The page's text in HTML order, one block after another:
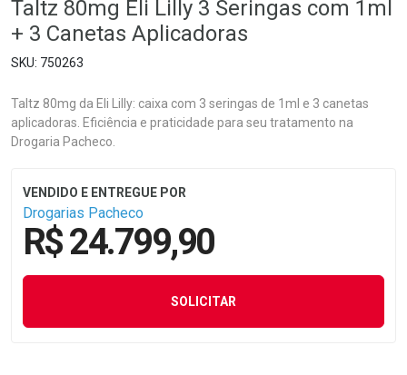
Taltz 80mg Eli Lilly 3 Seringas com 1ml
+ 3 Canetas Aplicadoras
750263
Taltz 80mg da Eli Lilly: caixa com 3 seringas de 1ml e 3 canetas
aplicadoras. Eficiência e praticidade para seu tratamento na
Drogaria Pacheco.
Drogarias Pacheco
R$ 24.799,90
SOLICITAR